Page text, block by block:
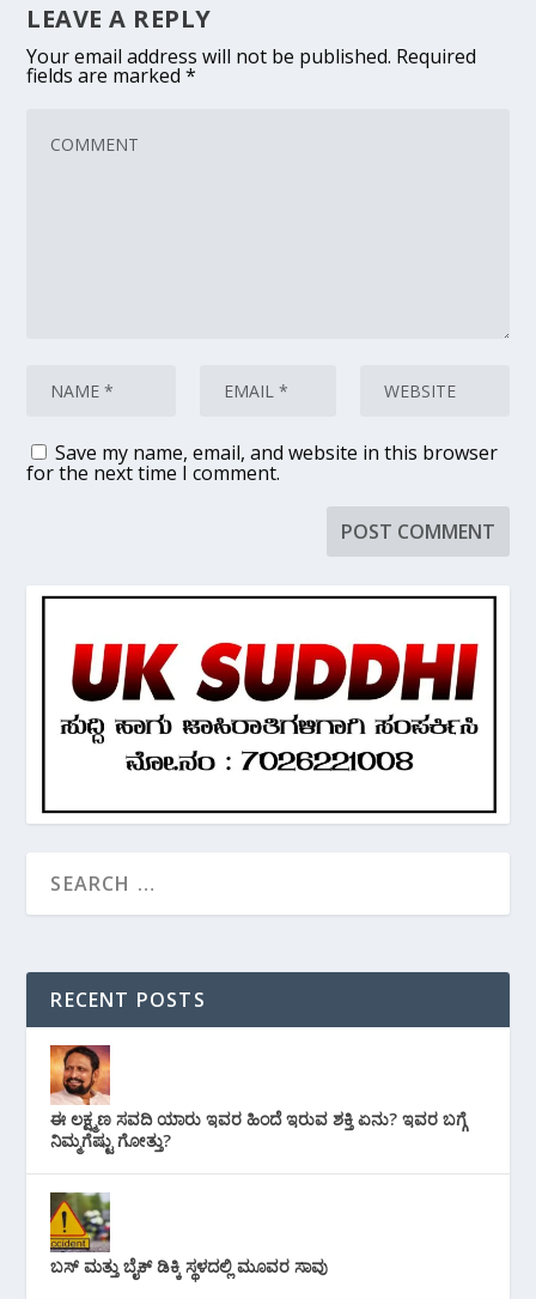
LEAVE A REPLY
Your email address will not be published. Required
fields are marked*
Save my name, email, and website in this browser
for the next time I comment.
RECENT POSTS
ಈ ಲಕ್ಷ್ಮಣ ಸವದಿ ಯಾರು ಇವರ ಹಿಂದೆ ಇರುವ ಶಕ್ತಿ ಏನು? ಇವರ ಬಗ್ಗೆ
ನಿಮ್ಮಗೆಷ್ಟು ಗೋತ್ತು?
ಬಸ್ ಮತ್ತು ಬೈಕ್ ಡಿಕ್ಕಿ ಸ್ಥಳದಲ್ಲಿ ಮೂವರ ಸಾವು